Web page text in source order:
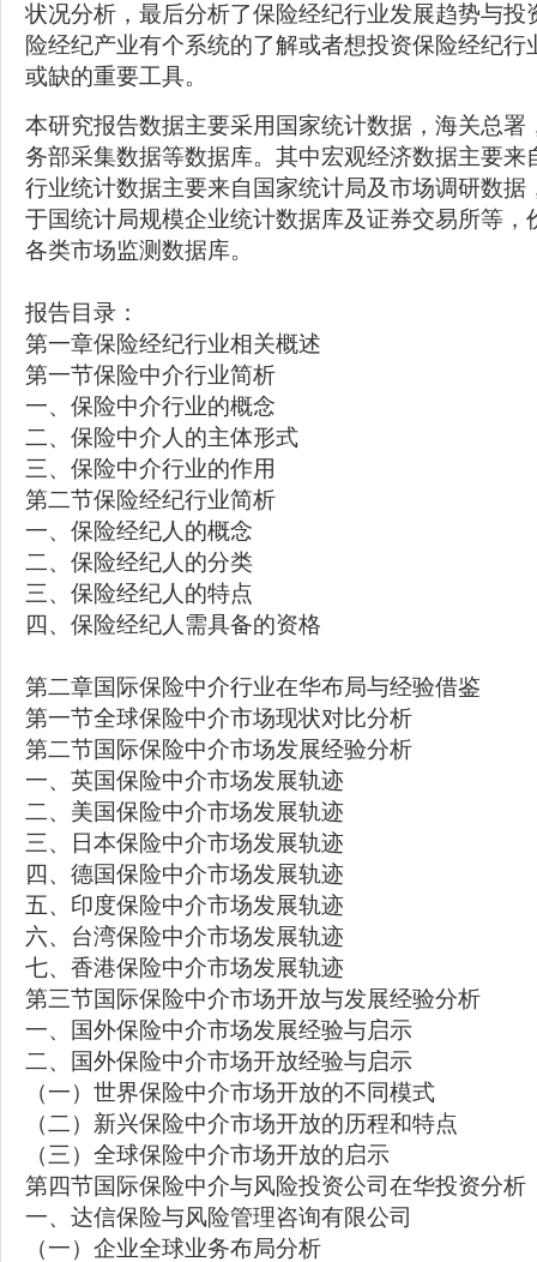
状况分析，最后分析了保险经纪行业发展趋势与投
险经纪产业有个系统的了解或者想投资保险经纪行
或缺的重要工具。
本研究报告数据主要采用国家统计数据，海关总署
务部采集数据等数据库。其中宏观经济数据主要来
行业统计数据主要来自国家统计局及市场调研数据
于国统计局规模企业统计数据库及证券交易所等，
各类市场监测数据库。
报告目录：
第一章保险经纪行业相关概述
第一节保险中介行业简析
一、保险中介行业的概念
二、保险中介人的主体形式
三、保险中介行业的作用
第二节保险经纪行业简析
一、保险经纪人的概念
二、保险经纪人的分类
三、保险经纪人的特点
四、保险经纪人需具备的资格
第二章国际保险中介行业在华布局与经验借鉴
第一节全球保险中介市场现状对比分析
第二节国际保险中介市场发展经验分析
一、英国保险中介市场发展轨迹
二、美国保险中介市场发展轨迹
三、日本保险中介市场发展轨迹
四、德国保险中介市场发展轨迹
五、印度保险中介市场发展轨迹
六、台湾保险中介市场发展轨迹
七、香港保险中介市场发展轨迹
第三节国际保险中介市场开放与发展经验分析
一、国外保险中介市场发展经验与启示
二、国外保险中介市场开放经验与启示
（一）世界保险中介市场开放的不同模式
（二）新兴保险中介市场开放的历程和特点
（三）全球保险中介市场开放的启示
第四节国际保险中介与风险投资公司在华投资分析
一、达信保险与风险管理咨询有限公司
（一）企业全球业务布局分析